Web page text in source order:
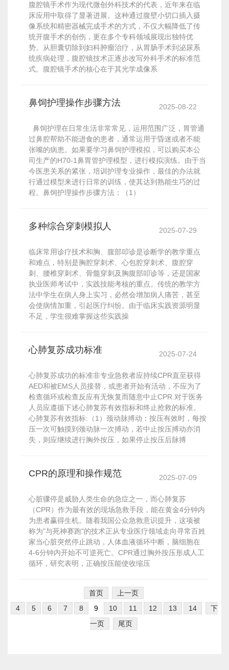
腹腔镜手术作为现代微创外科技术的代表，近年来在临
床应用中取得了显著进展。这种通过腹壁小切口插入摄
像系统和精密器械完成手术的方式，不仅大幅降低了传
统开腹手术的创伤，更在多个专科领域展现出独特优
势。从胆囊切除到妇科肿瘤治疗，从胃肠手术到泌尿系
统疾病处理，腹腔镜技术正逐步改写外科手术的标准范
式。腹腔镜手术的核心在于其光学成像系
鼻饲护理操作步骤方法 2025-08-22
鼻饲护理在日常生活非常常见，运用范围广泛，胃管通
过鼻腔帮助不能进食的患者，通常运用于昏迷或者不能
张嘴的病患。如果要学习鼻饲护理模拟，可以购买本公
司生产的H70-1鼻胃管护理模型，进行模拟演练。由于当
今医患关系的紧张，培训护理专业操作，最佳的办法就
行通过模型来进行日常的训练，使其达到熟能生巧的过
程。鼻饲护理操作步骤方法：（1）
多种综合穿刺模拟人 2025-07-29
临床常用诊疗技术和胸、腹部叩诊是诊断学的教学重点
和难点，特别是胸腔穿刺术、心包腔穿刺术、腹腔穿
刺、腰椎穿刺术、骨髓穿刺及胸腹部叩诊等，还是国家
执业医师考试中，实践技能考核的重点。传统的教学方
法中学生在病人身上实习，必然会增加病人痛苦，甚至
会使病情加重，引起医疗纠纷。由于临床实践资源明显
不足，学生很难掌握这些实践操
心肺复苏成功标准 2025-07-24
心肺复苏成功的标准非专业急救者应持续CPR直至获得
AED和被EMS人员接替，或患者开始有活动，不应为了
检查循环或检查反应有无恢复而随意中止CPR.对于医务
人员应遵循下述心肺复苏有效指标和终止抢救的标准。
心肺复苏有效指标:（1）颈动脉搏动：按压有效时，每按
压一次可触摸到颈动脉一次搏动，若中止按压搏动亦消
失，则应继续进行胸外按压，如果停止按压后脉搏
CPR的原理和操作规范 2025-07-09
心脏骤停是威胁人类生命的急症之一，而心肺复苏
（CPR）作为最有效的现场急救手段，能在黄金4分钟内
为患者赢得生机。随着我国公众急救意识提升，这项被
称为"与死神赛跑"的技术正从专业医疗领域走向寻常百姓
家当心脏突然停止跳动，人体血液循环中断，脑细胞在
4-6分钟内开始不可逆死亡。CPR通过胸外按压形成人工
循环，研究表明，正确按压能使收缩压
首页
上一页
4
5 6 7 8 9 10 11 12 13 14
下
一页
尾页